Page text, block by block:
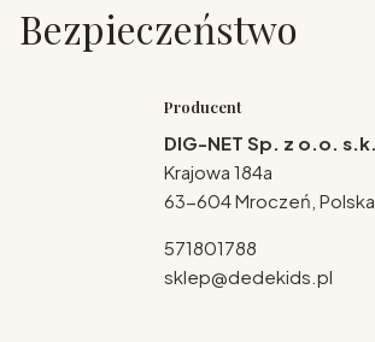
Bezpieczeństwo
Producent
DIG-NET Sp. z o.o. s.k.
Krajowa 184a
63-604 Mroczeń, Polska
571801788
sklep@dedekids.pl